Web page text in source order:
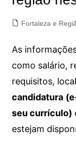
Fortaleza e
As
como salário,
requisitos,
candidatura
seu currículo)
estejam